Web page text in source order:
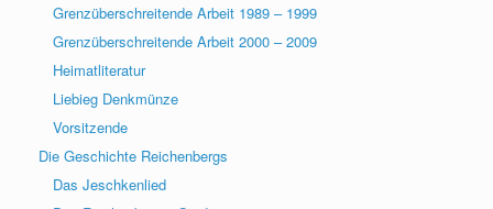
Grenzüberschreitende Arbeit 1989 – 1999
Grenzüberschreitende Arbeit 2000 – 2009
Heimatliteratur
Liebieg Denkmünze
Vorsitzende
Die Geschichte Reichenbergs
Das Jeschkenlied